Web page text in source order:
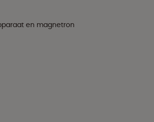
en magnetron